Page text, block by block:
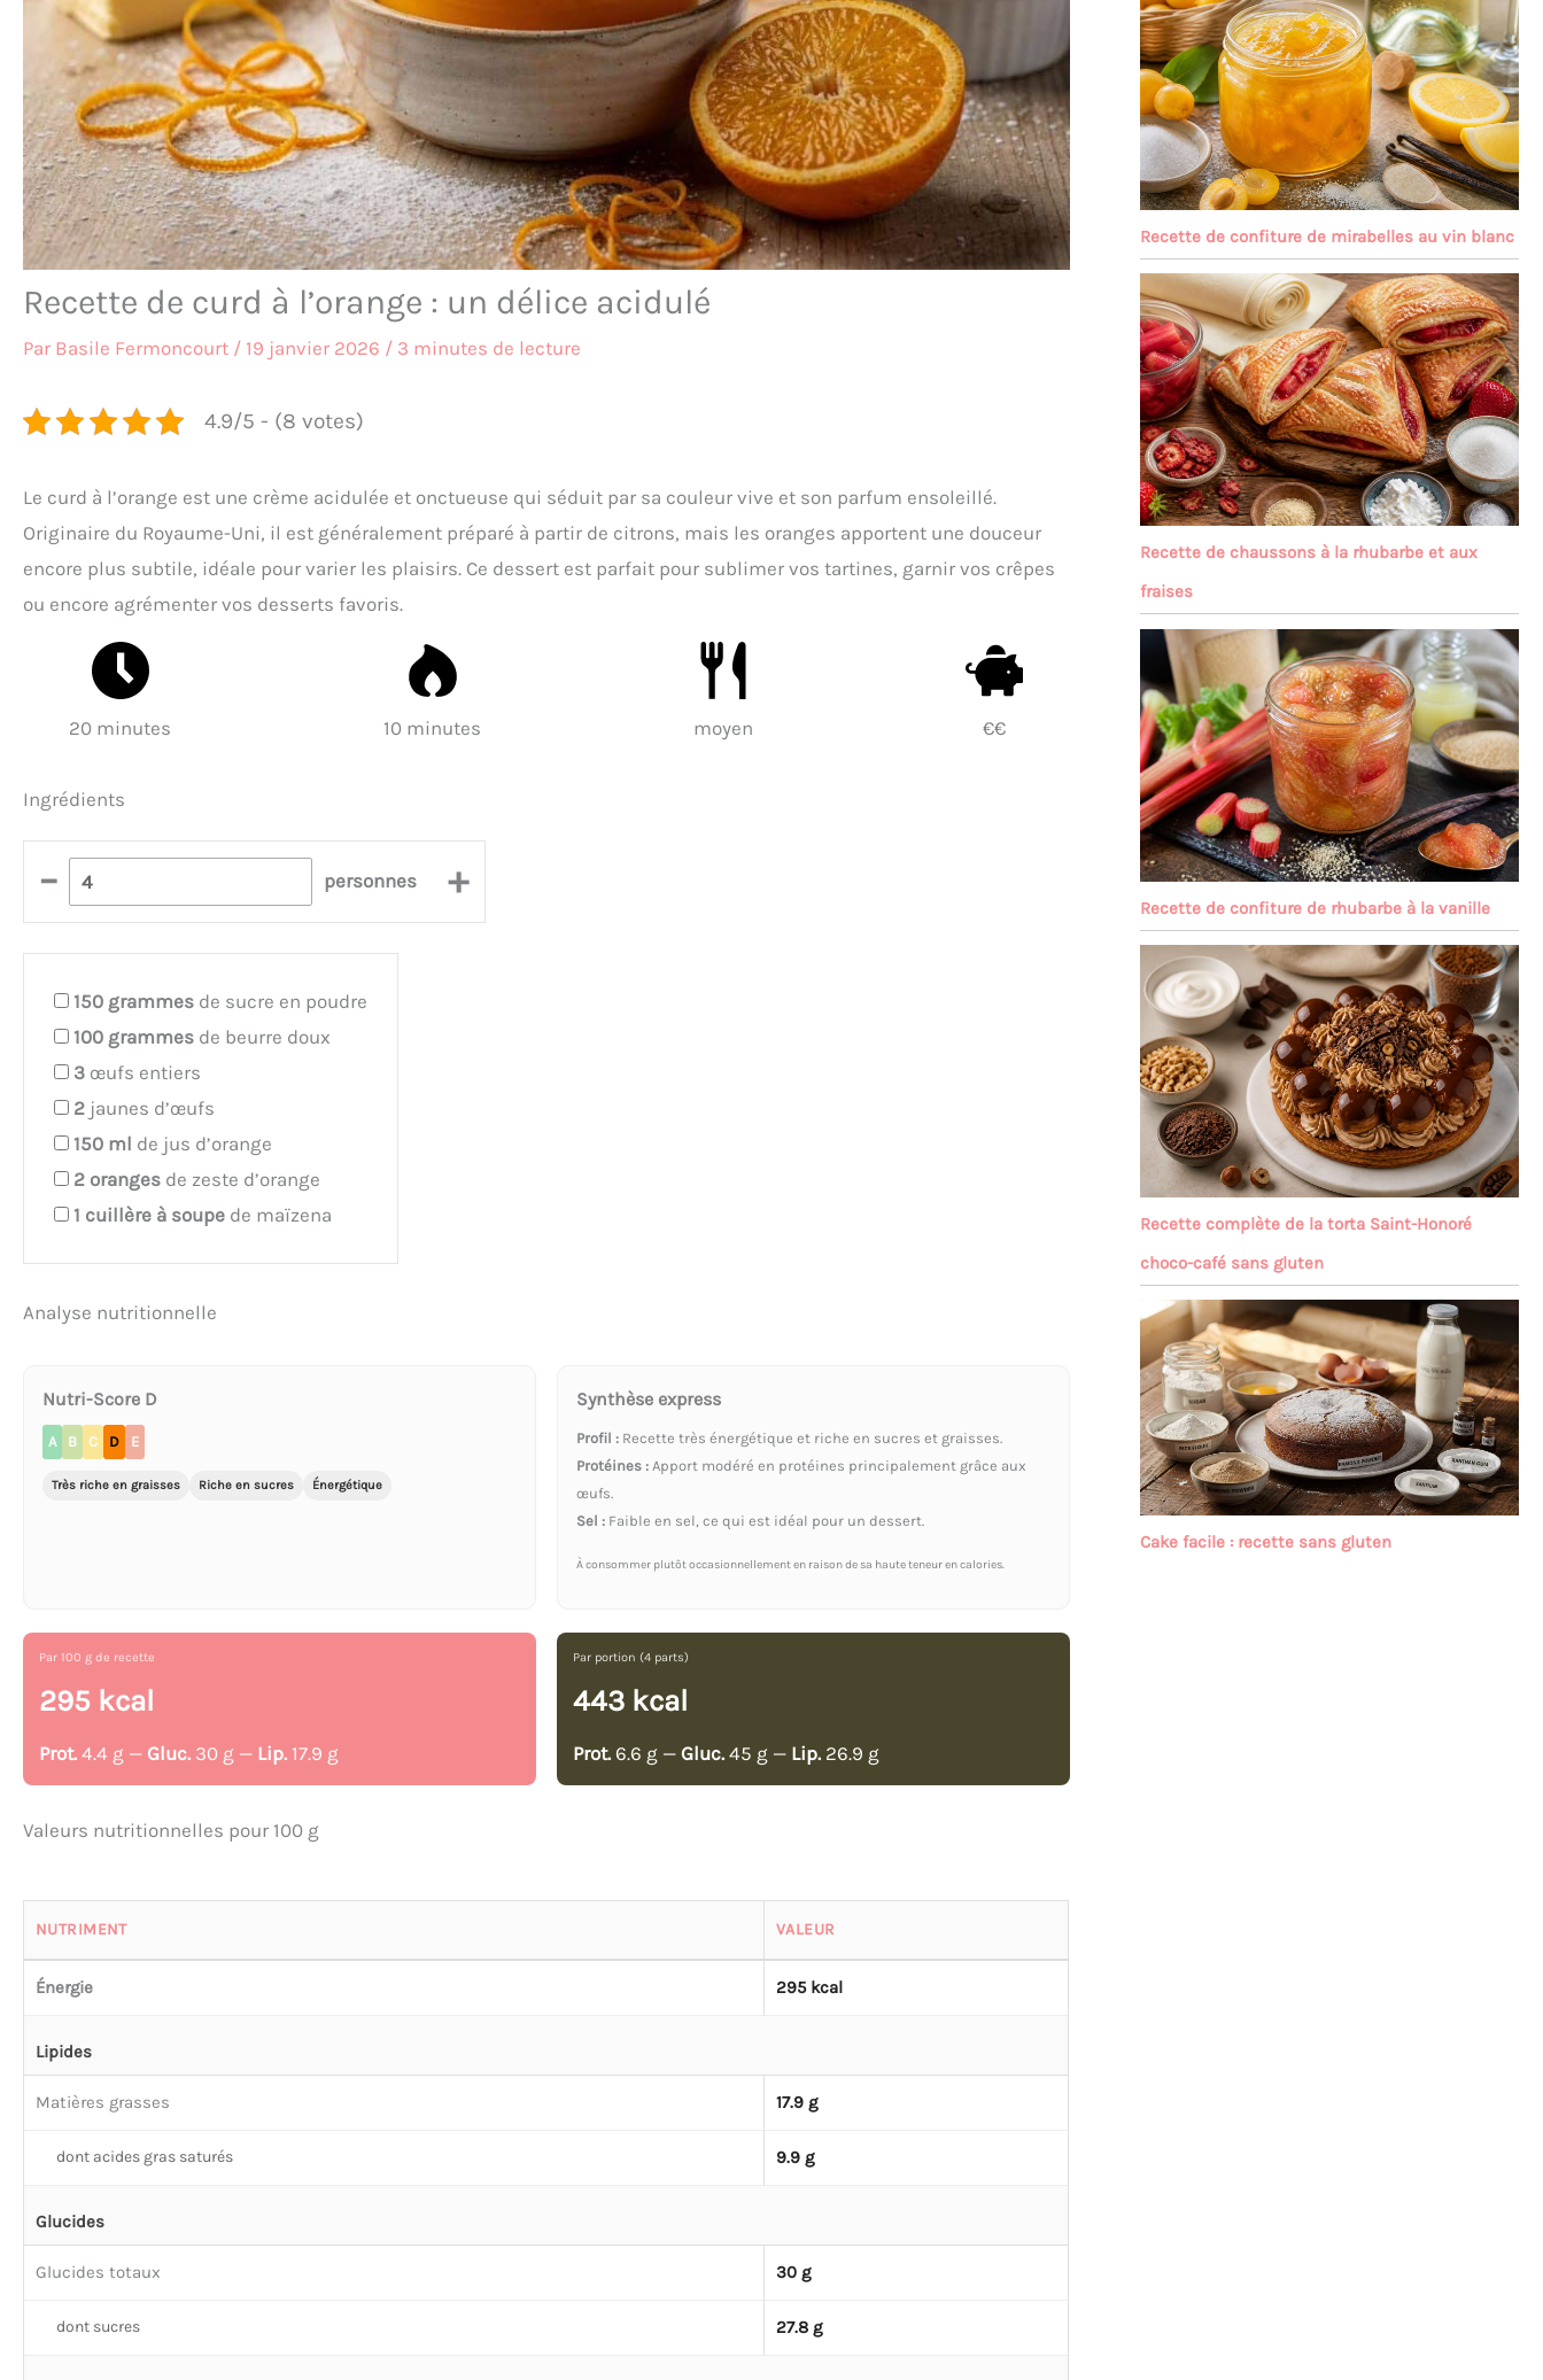
Recette de curd à l’orange : un délice acidulé
Par Basile Fermoncourt / 19 janvier 2026 / 3 minutes de lecture
4.9/5 - (8 votes)
Le curd à l’orange est une crème acidulée et onctueuse qui séduit par sa couleur vive et son parfum ensoleillé.
Originaire du Royaume-Uni, il est généralement préparé à partir de citrons, mais les oranges apportent une douceur
encore plus subtile, idéale pour varier les plaisirs. Ce dessert est parfait pour sublimer vos tartines, garnir vos crêpes
ou encore agrémenter vos desserts favoris.
20 minutes 10 minutes moyen €€
Ingrédients
– personnes +
150 grammes de sucre en poudre
100 grammes de beurre doux
3 œufs entiers
2 jaunes d’œufs
150 ml de jus d’orange
2 oranges de zeste d’orange
1 cuillère à soupe de maïzena
Analyse nutritionnelle
Nutri-Score D
A B C D E
Très riche en graisses Riche en sucres Énergétique
Synthèse express
Profil : Recette très énergétique et riche en sucres et graisses.
Protéines : Apport modéré en protéines principalement grâce aux
œufs.
Sel : Faible en sel, ce qui est idéal pour un dessert.
À consommer plutôt occasionnellement en raison de sa haute teneur en calories.
Par 100 g de recette
295 kcal
Prot. 4.4 g — Gluc. 30 g — Lip. 17.9 g
Par portion (4 parts)
443 kcal
Prot. 6.6 g —Gluc. 45 g — Lip. 26.9 g
Valeurs nutritionnelles pour 100 g
NUTRIMENT VALEUR
Énergie 295 kcal
Lipides
Matières grasses 17.9 g
dont acides gras saturés 9.9 g
Glucides
Glucides totaux 30 g
dont sucres 27.8 g
Recette de confiture de mirabelles au vin blanc
Recette de chaussons à la rhubarbe et aux
fraises
Recette de confiture de rhubarbe à la vanille
Recette complète de la torta Saint-Honoré
choco-café sans gluten
Cake facile : recette sans gluten